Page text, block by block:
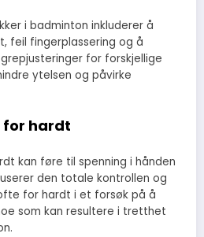
i badminton inkluderer å
feil fingerplassering og å
for forskjellige
ytelsen og påvirke
for hardt
kan føre til spenning i hånden
den totale kontrollen og
for hardt i et forsøk på å
som kan resultere i tretthet